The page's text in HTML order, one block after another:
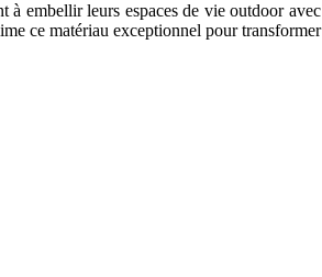
à embellir leurs espaces de vie outdoor
ce matériau exceptionnel pour